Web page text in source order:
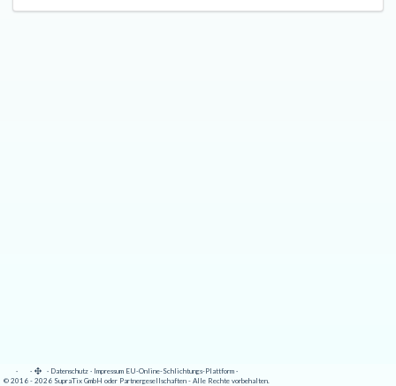
· · · Datenschutz · Impressum EU-Online-Schlichtungs-Plattform ·
© 2016 - 2026 SupraTix GmbH oder Partnergesellschaften - Alle Rechte vorbehalten.